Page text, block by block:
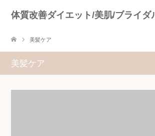
体質改善ダイエット/美肌/ブライ
美髪ケア
美髪ケア